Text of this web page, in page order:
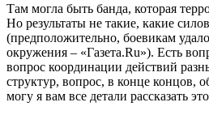
Там могла быть банда, которая
Но результаты не такие, какие
(предположительно, боевикам
окружения – «Газета.Ru»). Есть
вопрос координации действий
структур, вопрос, в конце концов,
могу я вам все детали рассказать